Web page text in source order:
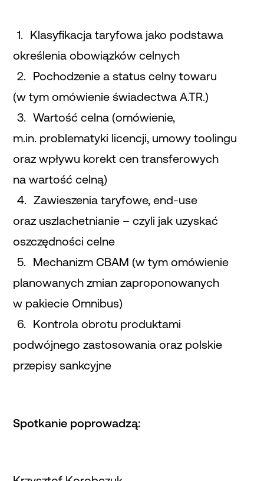
Klasyfikacja taryfowa jako podstawa
określenia obowiązków celnych
Pochodzenie a status celny towaru
(w tym omówienie świadectwa A.TR.)
Wartość celna (omówienie,
m.in. problematyki licencji, umowy toolingu
oraz wpływu korekt cen transferowych
na wartość celną)
Zawieszenia taryfowe, end-use
oraz uszlachetnianie – czyli jak uzyskać
oszczędności celne
Mechanizm CBAM (w tym omówienie
planowanych zmian zaproponowanych
w pakiecie Omnibus)
Kontrola obrotu produktami
podwójnego zastosowania oraz polskie
przepisy sankcyjne
Spotkanie poprowadzą: